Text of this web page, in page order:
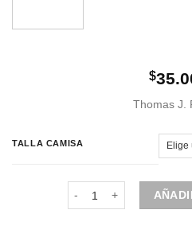
$
Thomas J.
TALLA CAMISA
Camisa Cuello Italiano